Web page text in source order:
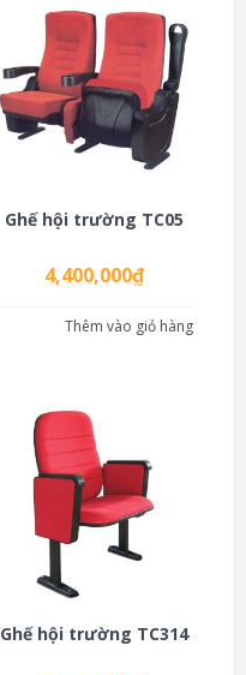
Ghế hội trường TC05
4,400,000₫
Thêm vào giỏ hàng
Ghế hội trường TC314